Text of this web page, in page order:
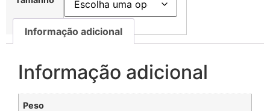
Informação adicional
Informação adicional
Peso